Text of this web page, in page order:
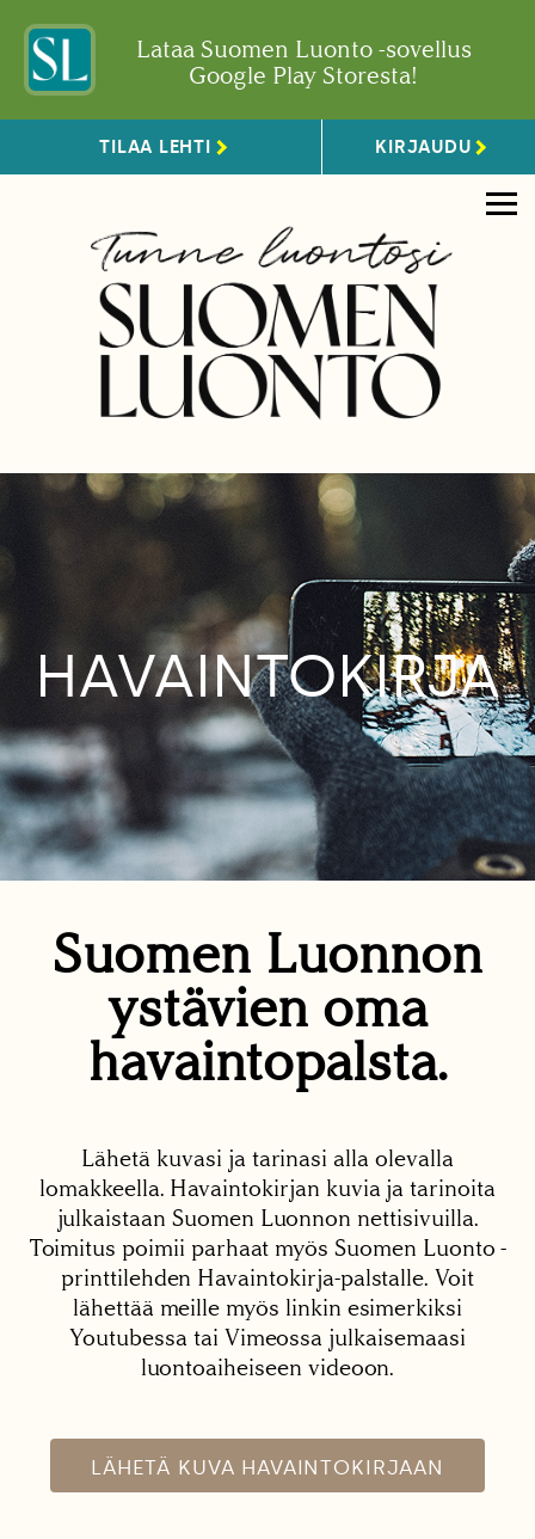
Lataa Suomen Luonto -sovellus
Google Play Storesta!
TILAA LEHTI KIRJAUDU
HAVAINTOKIRJA
Suomen Luonnon
ystävien oma
havaintopalsta.
Lähetä kuvasi ja tarinasi alla olevalla
lomakkeella. Havaintokirjan kuvia ja tarinoita
julkaistaan Suomen Luonnon nettisivuilla.
Toimitus poimii parhaat myös Suomen Luonto -
printtilehden Havaintokirja-palstalle. Voit
lähettää meille myös linkin esimerkiksi
Youtubessa tai Vimeossa julkaisemaasi
luontoaiheiseen videoon.
LÄHETÄ KUVA HAVAINTOKIRJAAN